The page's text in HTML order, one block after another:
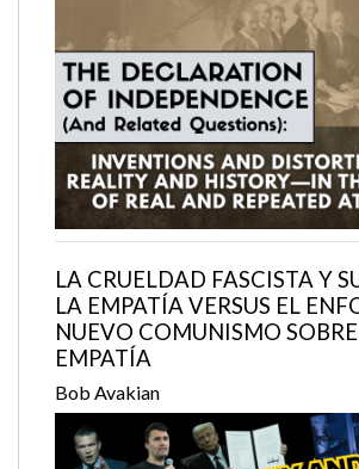
LA CRUELDAD FASCISTA Y
LA EMPATÍA VERSUS EL
NUEVO COMUNISMO
EMPATÍA
Bob Avakian